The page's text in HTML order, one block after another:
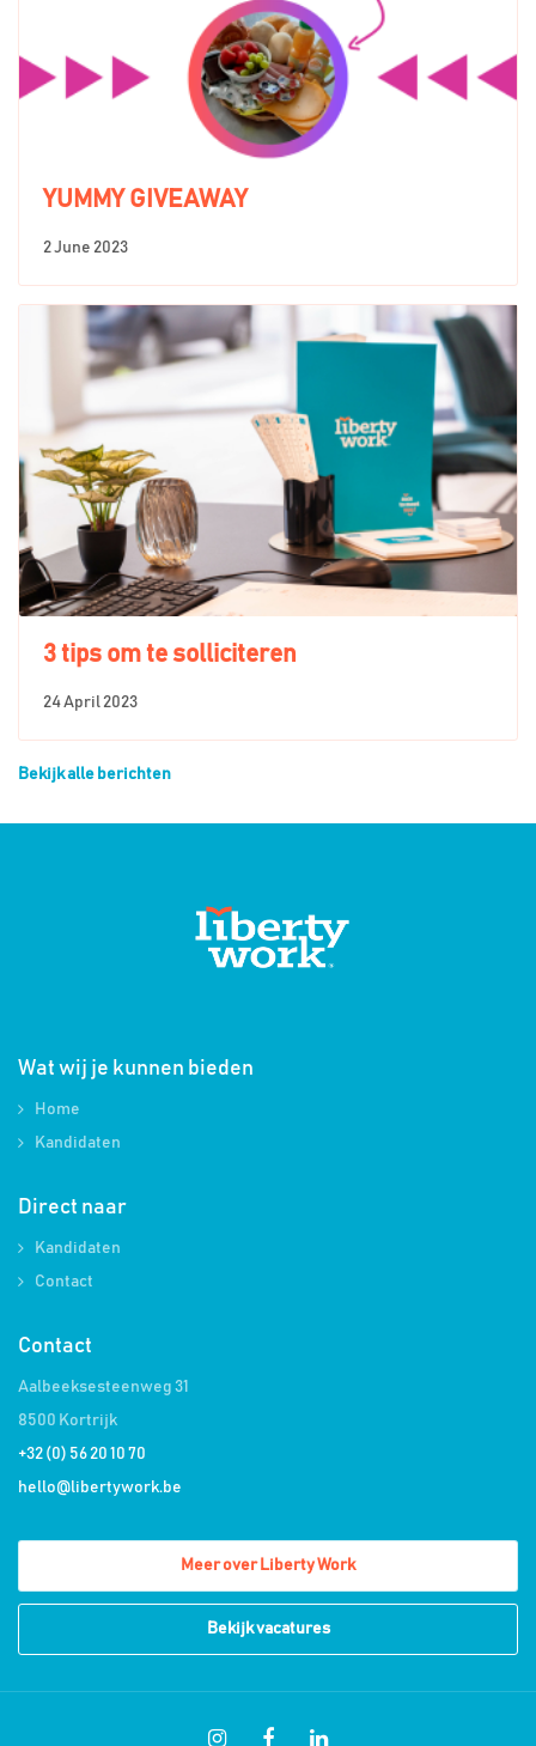
YUMMY GIVEAWAY
2 June 2023
3 tips om te solliciteren
24 April 2023
Bekijk alle berichten
Wat wij je kunnen bieden
Home
Kandidaten
Direct naar
Kandidaten
Contact
Contact
Aalbeeksesteenweg 31
8500 Kortrijk
+32 (0) 56 20 10 70
hello@libertywork.be
Meer over Liberty Work
Bekijk vacatures